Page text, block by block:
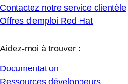
Contactez notre service clientèle
Offres d'emploi Red Hat
Aidez-moi à trouver :
Documentation
Ressources développeurs